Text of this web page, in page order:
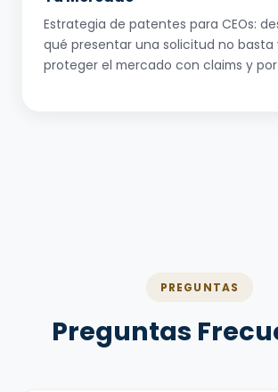
Estrategia de patentes para CEOs:
qué presentar una solicitud no basta
proteger el mercado con claims y
PREGUNTAS
Preguntas